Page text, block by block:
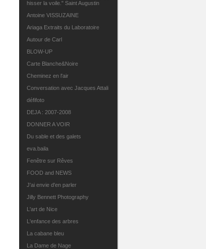
hisser la voile." Saint Augustin
Antoine VISSUZAINE
Ariaga Extraits du Laboratoire
Autour de Carl
BLOW-UP
Carte Blanche&Noire
Cheminez en l'air
Conversation avec Jacques Attali
défifoto
DEJA : 2007-2008
DONNER A VOIR
Du sable et des galets
eva.baila
Fenêtre sur Rêves
FOOD and NEWS
J'ai envie d'en parler
Jilly Bennett Photography
L'art de Nice
L'enfance des arbres
La cabane bleu
La Dame de Nage